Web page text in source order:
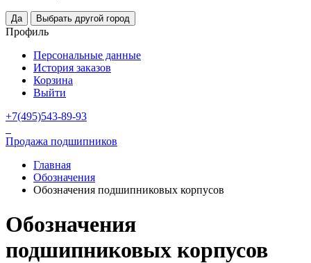
Профиль
Персональные данные
История заказов
Корзина
Выйти
+7(495)543-89-93
Продажа подшипников
Главная
Обозначения
Обозначения подшипниковых корпусов
Обозначения
подшипниковых корпусов